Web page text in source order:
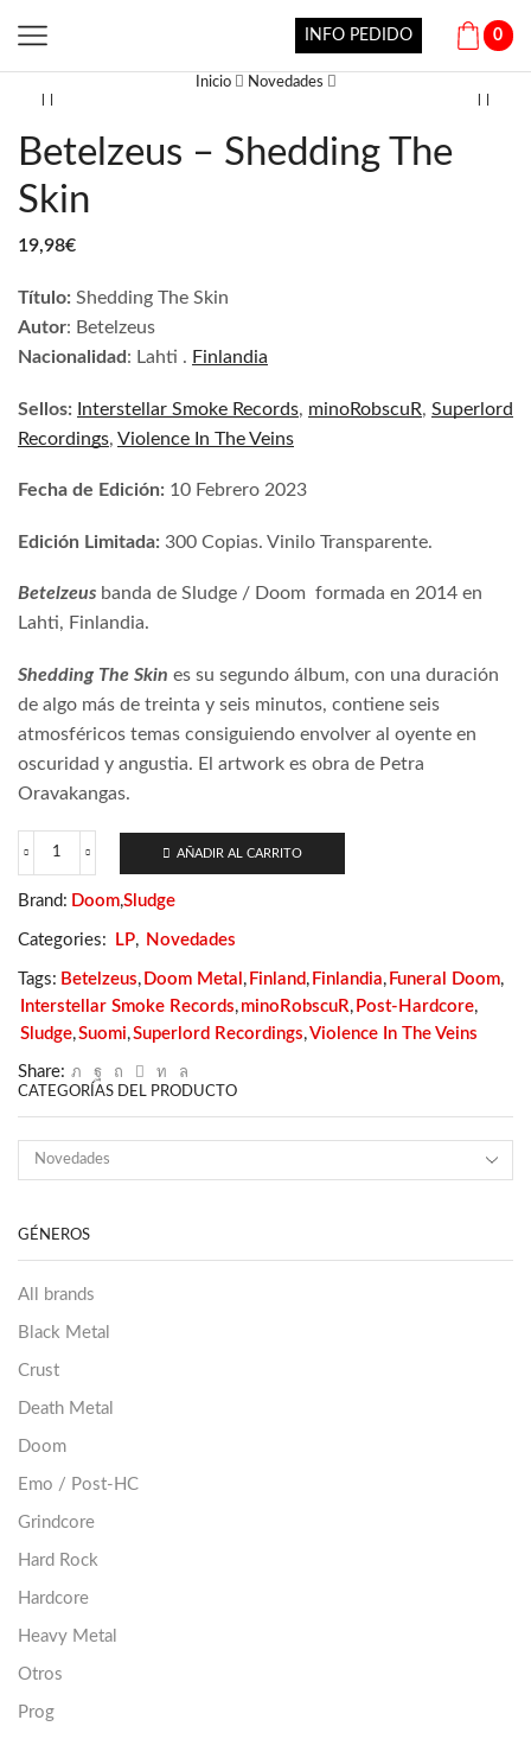
INFO PEDIDO 0
Inicio Novedades
Betelzeus – Shedding The
Skin
19,98€
Título: Shedding The Skin
Autor: Betelzeus
Nacionalidad : Lahti . Finlandia
Sellos: Interstellar Smoke Records, minoRobscuR, Superlord
Recordings, Violence In The Veins
Fecha de Edición: 10 Febrero 2023
Edición Limitada: 300 Copias. Vinilo Transparente.
Betelzeus banda de Sludge / Doom formada en 2014 en
Lahti, Finlandia.
Shedding The Skin es su segundo álbum, con una duración
de algo más de treinta y seis minutos, contiene seis
atmosféricos temas consiguiendo envolver al oyente en
oscuridad y angustia. El artwork es obra de Petra
Oravakangas.
Betelzeus
Shedding
Skin
cantidad
AÑADIR AL CARRITO
Brand: Doom,Sludge
Categories: LP, Novedades
Tags: Betelzeus, Doom Metal , Finland, Finlandia, Funeral Doom,
Interstellar Smoke Records, minoRobscuR, Post-Hardcore,
Sludge,Suomi,Superlord Recordings,Violence In The Veins
Share:
CATEGORÍAS DEL PRODUCTO
GÉNEROS
All brands
Black Metal
Crust
Death Metal
Doom
Emo / Post-HC
Grindcore
Hard Rock
Hardcore
Heavy Metal
Otros
Prog